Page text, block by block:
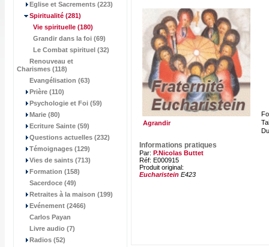
Eglise et Sacrements (223)
Spiritualité (281)
Vie spirituelle (180)
Grandir dans la foi (69)
Le Combat spirituel (32)
Renouveau et
Charismes (118)
Evangélisation (63)
Prière (110)
Psychologie et Foi (59)
Marie (80)
Ecriture Sainte (59)
Questions actuelles (232)
Témoignages (129)
Vies de saints (713)
Formation (158)
Sacerdoce (49)
Retraites à la maison (199)
Evénement (2466)
Carlos Payan
Livre audio (7)
Radios (52)
Agrandir
Informations pratiques
Par: P.Nicolas Buttet
Réf: E000915
Produit original:
Eucharistein E423